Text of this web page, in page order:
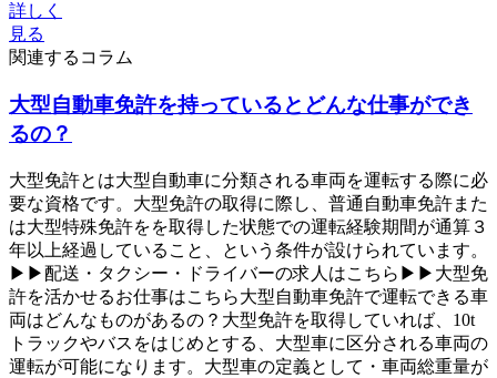
詳しく
見る
関連するコラム
大型自動車免許を持っているとどんな仕事ができ
るの？
大型免許とは大型自動車に分類される車両を運転する際に必
要な資格です。大型免許の取得に際し、普通自動車免許また
は大型特殊免許をを取得した状態での運転経験期間が通算３
年以上経過していること、という条件が設けられています。
▶▶配送・タクシー・ドライバーの求人はこちら▶▶大型免
許を活かせるお仕事はこちら大型自動車免許で運転できる車
両はどんなものがあるの？大型免許を取得していれば、10t
トラックやバスをはじめとする、大型車に区分される車両の
運転が可能になります。大型車の定義として・車両総重量が